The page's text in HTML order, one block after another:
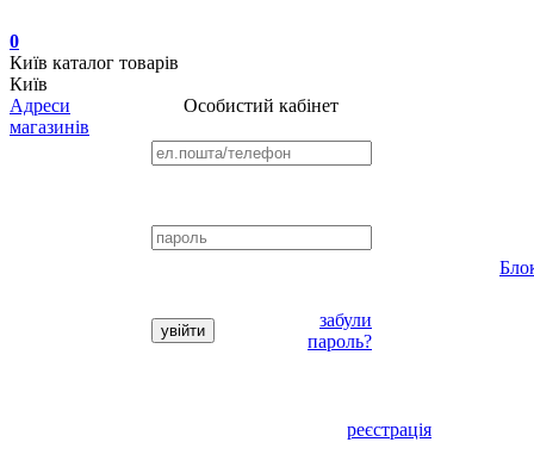
0
Київ каталог товарів
Київ
Адреси
магазинів
Особистий кабінет
забули
пароль?
реєстрація